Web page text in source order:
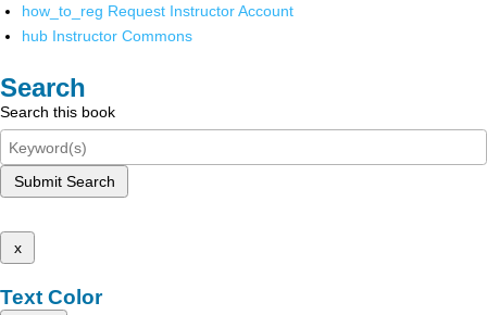
how_to_reg Request Instructor Account
hub Instructor Commons
Search
Search this book
Submit Search
x
Text Color